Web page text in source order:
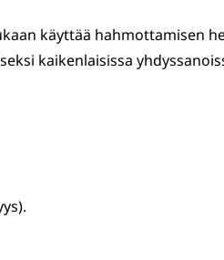
käyttää hahmottamisen
kaikenlaisissa